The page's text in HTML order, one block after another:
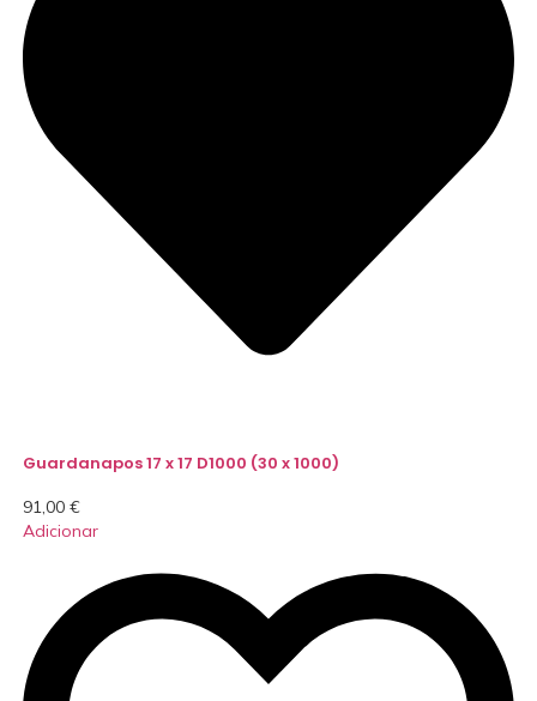
Guardanapos 17 x 17 D1000 (30 x 1000)
91,00 €
Adicionar